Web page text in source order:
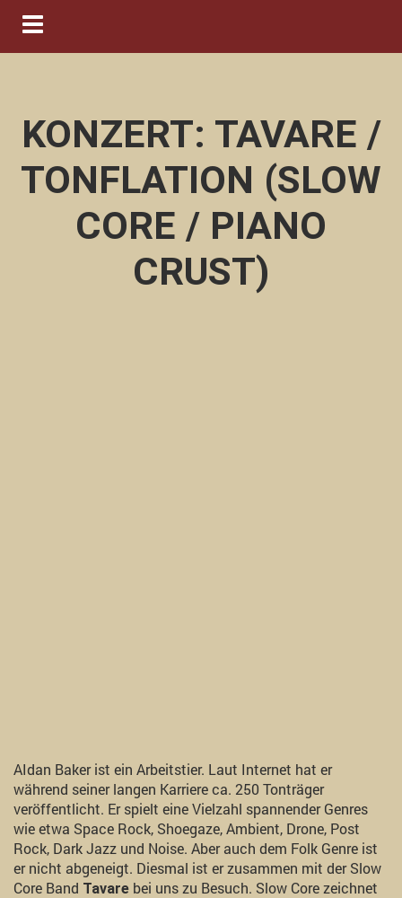
Navigation ein-/ausblenden
KONZERT: TAVARE /
TONFLATION (SLOW
CORE / PIANO
CRUST)
AIdan Baker ist ein Arbeitstier. Laut Internet hat er
während seiner langen Karriere ca. 250 Tonträger
veröffentlicht. Er spielt eine Vielzahl spannender Genres
wie etwa Space Rock, Shoegaze, Ambient, Drone, Post
Rock, Dark Jazz und Noise. Aber auch dem Folk Genre ist
er nicht abgeneigt. Diesmal ist er zusammen mit der Slow
Core Band Tavare bei uns zu Besuch. Slow Core zeichnet